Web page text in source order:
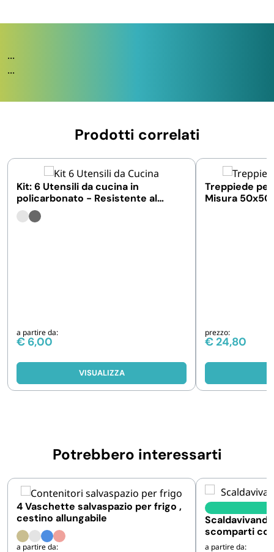
...
...
Prodotti correlati
Kit: 6 Utensili da cucina in
policarbonato - Resistente al
calore
a partire da:
€ 6,00
VISUALIZZA
Treppiede
Misura
prezzo:
€ 24,80
Potrebbero interessarti
4 Vaschette salvaspazio per frigo ,
cestino allungabile
a partire da:
scomparti
40W
a partire da: